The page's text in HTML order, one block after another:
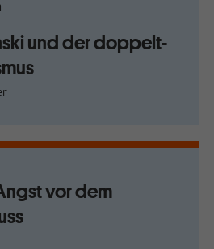
und der doppelt-
vor dem